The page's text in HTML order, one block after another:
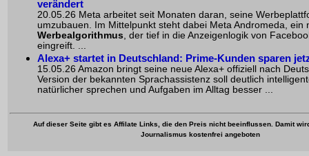
verändert
20.05.26 Meta arbeitet seit Monaten daran, seine
umzubauen. Im Mittelpunkt steht dabei Meta Andromeda, ein
Werbealgorithmus, der tief in die Anzeigenlogik von
eingreift. ...
Alexa+ startet in Deutschland: Prime-Kunden sparen
15.05.26 Amazon bringt seine neue Alexa+ offiziell nach
Version der bekannten Sprachassistenz soll deutlich
natürlicher sprechen und Aufgaben im Alltag besser ...
Auf dieser Seite gibt es Affilate Links, die den Preis nicht beeinflussen. Damit
Journalismus kostenfrei angeboten